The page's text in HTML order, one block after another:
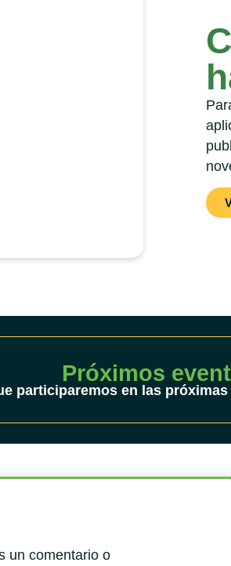
Próximos
participaremos en las
un comentario o